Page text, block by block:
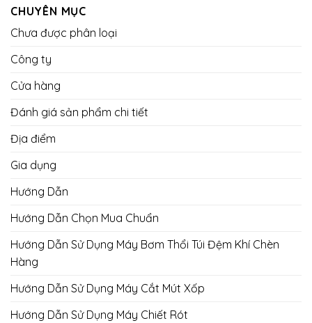
CHUYÊN MỤC
Chưa được phân loại
Công ty
Cửa hàng
Đánh giá sản phẩm chi tiết
Địa điểm
Gia dụng
Hướng Dẫn
Hướng Dẫn Chọn Mua Chuẩn
Hướng Dẫn Sử Dụng Máy Bơm Thổi Túi Đệm Khí Chèn
Hàng
Hướng Dẫn Sử Dụng Máy Cắt Mút Xốp
Hướng Dẫn Sử Dụng Máy Chiết Rót